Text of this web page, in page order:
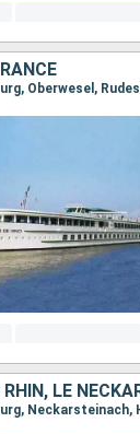
Oberwesel,
LE